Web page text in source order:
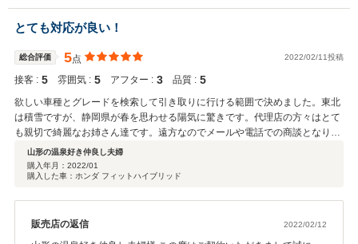
近くに来られた際には是非、店舗にもお寄りください、楽しみにお
待ちしております。
とても対応が良い！
総合評価 5点 2022/02/11投稿
接客 : 5 雰囲気 : 5 アフター : 3 品質 : 5
欲しい車種とグレードを検索して引き取りに行ける範囲で決めました。東北
は積雪ですが、静岡県が春を思わせる陽気に驚きです。代理店の方々はとて
も親切で綺麗なお姉さん達です。遠方なのでメールや電話での商談となりま
したが、詳しく細々と説明して頂いたので何の不安もなく決める事が出来ま
した。帰りは夕方でしたが赤富士山も眺める事も出来て嬉しく思います。こ
の機会に感謝します。また、遠方なので近くのホンダ店でアフターサービス
山形の温泉好き仲良し夫婦
購入年月： 2022/01
購入した車：ホンダ フィットハイブリッド
販売店の返信 2022/02/12